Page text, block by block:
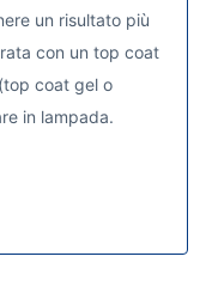
un risultato più
con un top coat
coat gel o
in lampada.